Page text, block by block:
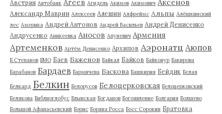
Австрия Автобанк Агеев Агидель Акимов Акимович
Александр Маврин Алексеев Алешин Алфреймс Альпы Алёшкинский
лес Америка Андрей Антонов Андрей Васильев Андрей Денисенко
Андрусенко Аникеевка Аносов Апуневич Армения
Артеменков Артём Денисенко Архипов Аэронатц Аюпов
Б.Степанов БМО Баев Баженов Байкал Байков Байконур Бакирова
Барабанов Бардаев Бармичева Баскова Башкирия Бейдик Белая
Белкард Белкин Белорусов Белоцерковская Белоцерковский
Белякова Библиоглобус Блынская Богданов Богоявление Болгария Болшево
Большой Афанасьевский Борис Боряна Росса Босс Сорокин Братовка